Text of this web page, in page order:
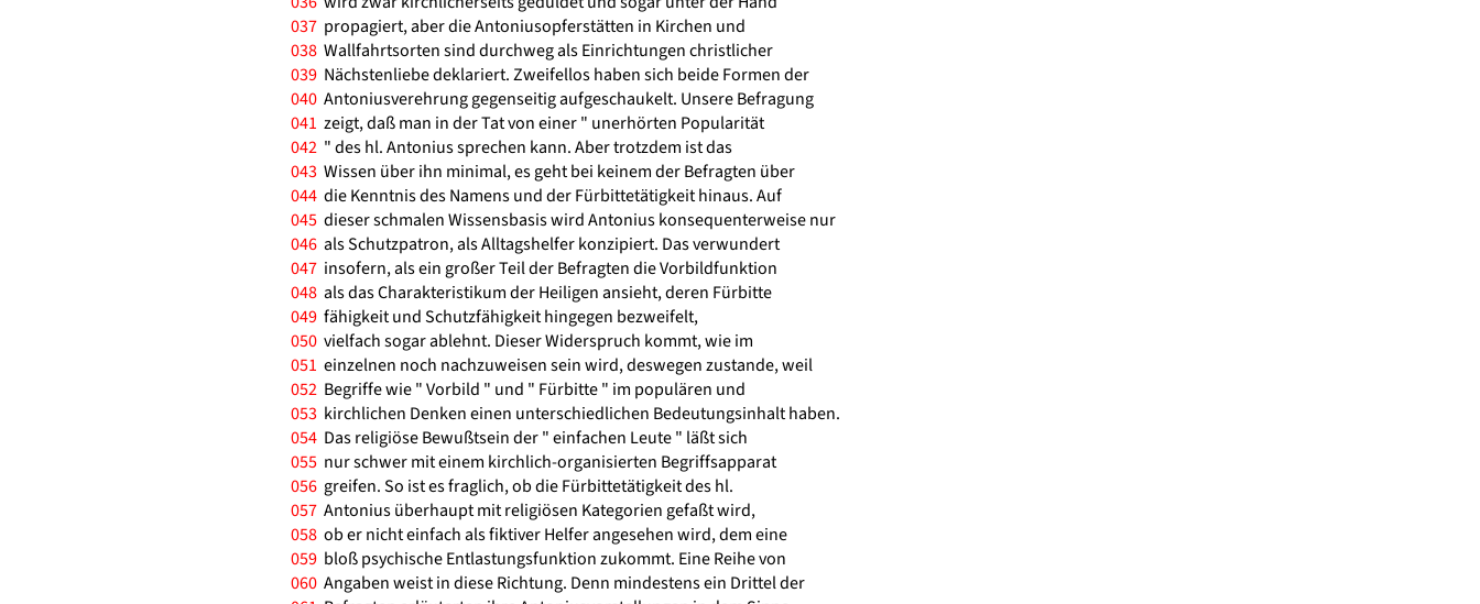
037 propagiert, aber die Antoniusopferstätten in Kirchen und
038 Wallfahrtsorten sind durchweg als Einrichtungen christlicher
039 Nächstenliebe deklariert. Zweifellos haben sich beide Formen der
040 Antoniusverehrung gegenseitig aufgeschaukelt. Unsere Befragung
041 zeigt, daß man in der Tat von einer " unerhörten Popularität
042 " des hl. Antonius sprechen kann. Aber trotzdem ist das
043 Wissen über ihn minimal, es geht bei keinem der Befragten über
044 die Kenntnis des Namens und der Fürbittetätigkeit hinaus. Auf
045 dieser schmalen Wissensbasis wird Antonius konsequenterweise nur
046 als Schutzpatron, als Alltagshelfer konzipiert. Das verwundert
047 insofern, als ein großer Teil der Befragten die Vorbildfunktion
048 als das Charakteristikum der Heiligen ansieht, deren Fürbitte
049 fähigkeit und Schutzfähigkeit hingegen bezweifelt,
050 vielfach sogar ablehnt. Dieser Widerspruch kommt, wie im
051 einzelnen noch nachzuweisen sein wird, deswegen zustande, weil
052 Begriffe wie " Vorbild " und " Fürbitte " im populären und
053 kirchlichen Denken einen unterschiedlichen Bedeutungsinhalt haben.
054 Das religiöse Bewußtsein der " einfachen Leute " läßt sich
055 nur schwer mit einem kirchlich-organisierten Begriffsapparat
056 greifen. So ist es fraglich, ob die Fürbittetätigkeit des hl.
057 Antonius überhaupt mit religiösen Kategorien gefaßt wird,
058 ob er nicht einfach als fiktiver Helfer angesehen wird, dem eine
059 bloß psychische Entlastungsfunktion zukommt. Eine Reihe von
060 Angaben weist in diese Richtung. Denn mindestens ein Drittel der